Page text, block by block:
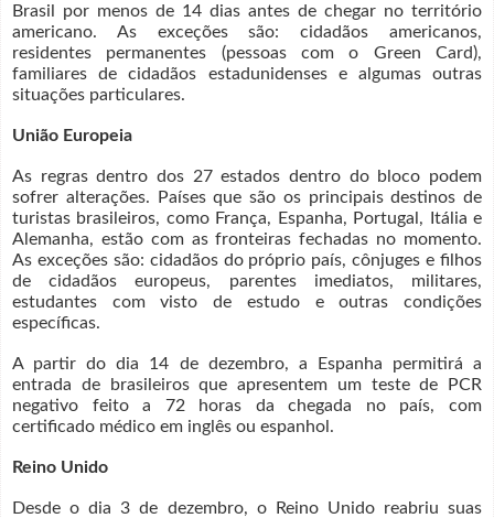
Brasil por menos de 14 dias antes de chegar no território
americano. As exceções são: cidadãos americanos,
residentes permanentes (pessoas com o Green Card),
familiares de cidadãos estadunidenses e algumas outras
situações particulares.
União Europeia
As regras dentro dos 27 estados dentro do bloco podem
sofrer alterações. Países que são os principais destinos de
turistas brasileiros, como França, Espanha, Portugal, Itália e
Alemanha, estão com as fronteiras fechadas no momento.
As exceções são: cidadãos do próprio país, cônjuges e filhos
de cidadãos europeus, parentes imediatos, militares,
estudantes com visto de estudo e outras condições
específicas.
A partir do dia 14 de dezembro, a Espanha permitirá a
entrada de brasileiros que apresentem um teste de PCR
negativo feito a 72 horas da chegada no país, com
certificado médico em inglês ou espanhol.
Reino Unido
Desde o dia 3 de dezembro, o Reino Unido reabriu suas